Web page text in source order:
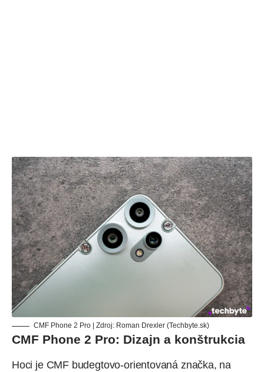
CMF Phone 2 Pro | Zdroj: Roman Drexler (Techbyte.sk)
CMF Phone 2 Pro: Dizajn a konštrukcia
Hoci je CMF budegtovo-orientovaná značka, na